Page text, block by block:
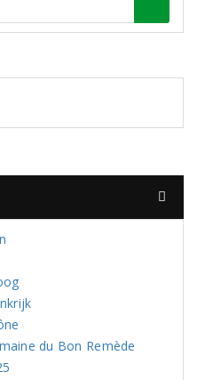
du Bon Remède